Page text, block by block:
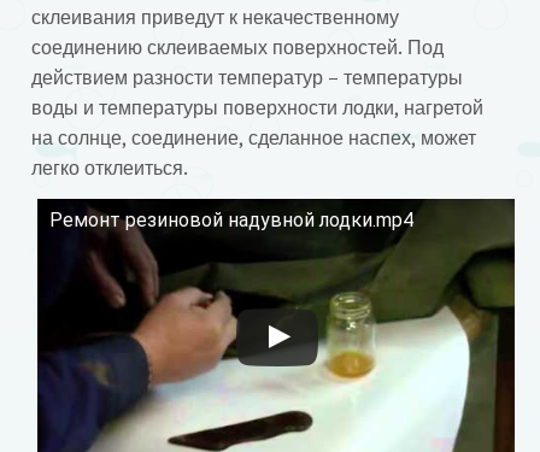
склеивания приведут к некачественному
соединению склеиваемых поверхностей. Под
действием разности температур – температуры
воды и температуры поверхности лодки, нагретой
на солнце, соединение, сделанное наспех, может
легко отклеиться.
Ремонт резиновой надувной лодки.mp4
Смотрите это видео на YouTube